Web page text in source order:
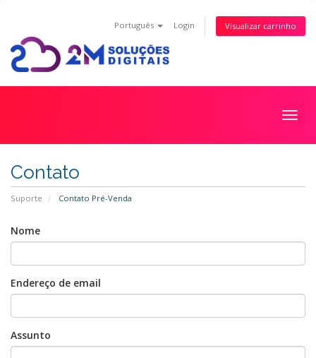
Português Login Visualizar carrinho
Contato
Suporte Contato Pré-Venda
Nome
Endereço de email
Assunto